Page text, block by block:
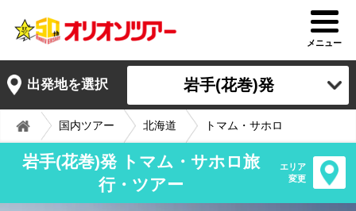
メニュー
出発地を選択 岩手(花巻)発
国内ツアー 北海道 トマム・サホロ
岩手(花巻)発 トマム・サホロ旅
行・ツアー
エリア
変更